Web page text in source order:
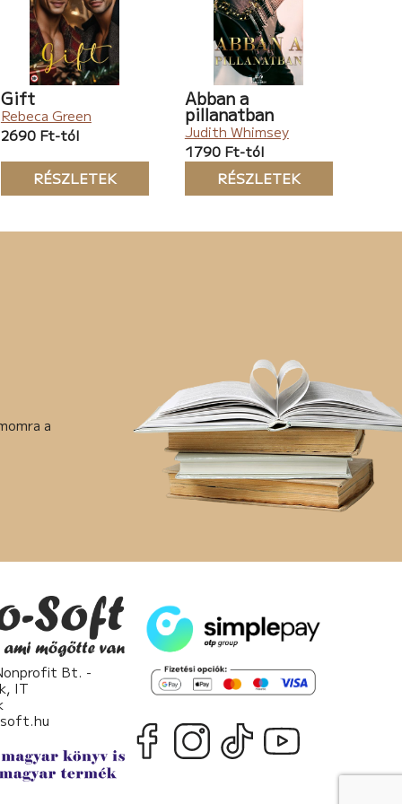
Gift
Rebeca Green
2690 Ft-tól
RÉSZLETEK
Abban a
pillanatban
Judith Whimsey
1790 Ft-tól
RÉSZLETEK
a
Bt. -
IT